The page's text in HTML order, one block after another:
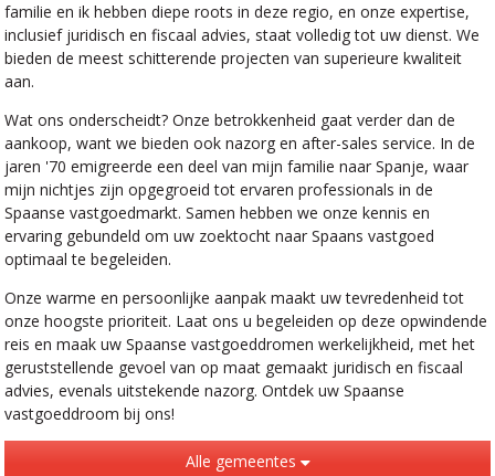
familie en ik hebben diepe roots in deze regio, en onze expertise,
inclusief juridisch en fiscaal advies, staat volledig tot uw dienst. We
bieden de meest schitterende projecten van superieure kwaliteit
aan.
Wat ons onderscheidt? Onze betrokkenheid gaat verder dan de
aankoop, want we bieden ook nazorg en after-sales service. In de
jaren '70 emigreerde een deel van mijn familie naar Spanje, waar
mijn nichtjes zijn opgegroeid tot ervaren professionals in de
Spaanse vastgoedmarkt. Samen hebben we onze kennis en
ervaring gebundeld om uw zoektocht naar Spaans vastgoed
optimaal te begeleiden.
Onze warme en persoonlijke aanpak maakt uw tevredenheid tot
onze hoogste prioriteit. Laat ons u begeleiden op deze opwindende
reis en maak uw Spaanse vastgoeddromen werkelijkheid, met het
geruststellende gevoel van op maat gemaakt juridisch en fiscaal
advies, evenals uitstekende nazorg. Ontdek uw Spaanse
vastgoeddroom bij ons!
Alle gemeentes